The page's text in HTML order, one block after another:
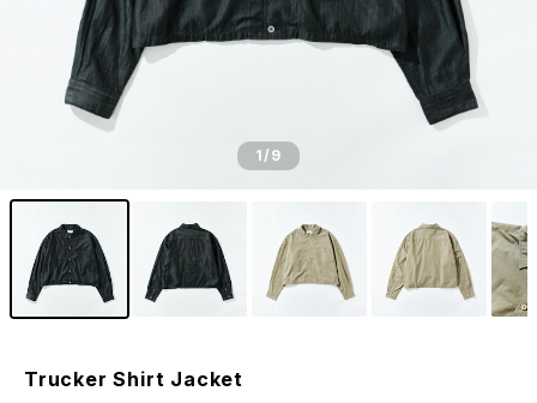
1/9
Trucker Shirt Jacket